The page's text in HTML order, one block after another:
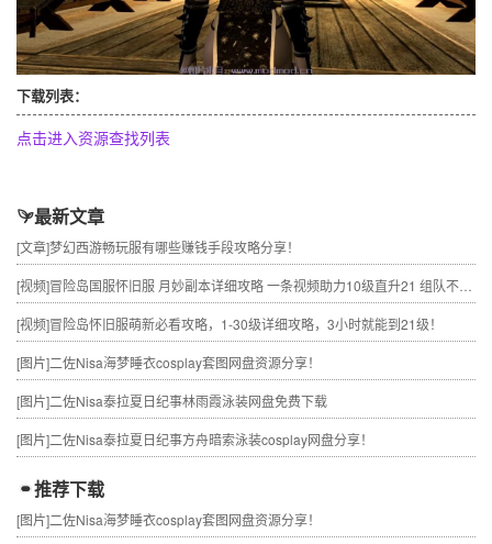
下载列表：
点击进入资源查找列表
最新文章
[文章]梦幻西游畅玩服有哪些赚钱手段攻略分享！
[视频]冒险岛国服怀旧服 月妙副本详细攻略 一条视频助力10级直升21 组队不求人
[视频]冒险岛怀旧服萌新必看攻略，1-30级详细攻略，3小时就能到21级！
[图片]二佐Nisa海梦睡衣cosplay套图网盘资源分享！
[图片]二佐Nisa泰拉夏日纪事林雨霞泳装网盘免费下载
[图片]二佐Nisa泰拉夏日纪事方舟暗索泳装cosplay网盘分享！
推荐下载
[图片]二佐Nisa海梦睡衣cosplay套图网盘资源分享！